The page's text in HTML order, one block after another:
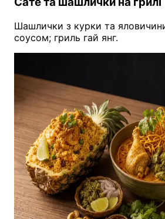
Шашлички з курки та
соусом; гриль гай янг.